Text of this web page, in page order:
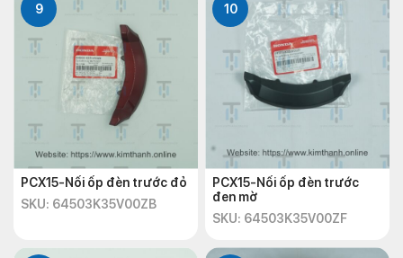
9
PCX15-Nối ốp đèn trước đỏ
SKU: 64503K35V00ZB
10
PCX15-Nối ốp đèn trước
đen mờ
SKU: 64503K35V00ZF